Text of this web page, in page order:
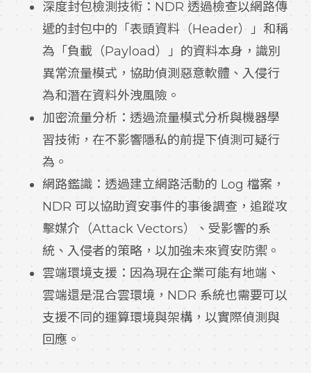
深度封包檢測技術：NDR 透過檢查以網路傳
遞的封包中的「表頭資料（Header）」和稱
為「負載（Payload）」的資料本身，識別
異常流量模式，協助偵測惡意軟體、入侵行
為和潛在資料外洩風險。
加密流量分析：透過流量模式分析與機器學
習技術，在不影響隱私的前提下偵測可疑行
為。
網路鑑識：透過建立網路活動的 Log 檔案，
NDR 可以協助資安事件的事後調查，追蹤攻
擊媒介（Attack Vectors）、受影響的系
統、入侵者的策略，以加強未來資安防禦。
雲端環境支援：因為現在企業可能有地端、
雲端還是混合雲環境，NDR 系統也需要可以
支援不同的運算環境與架構，以實際偵測與
回應。